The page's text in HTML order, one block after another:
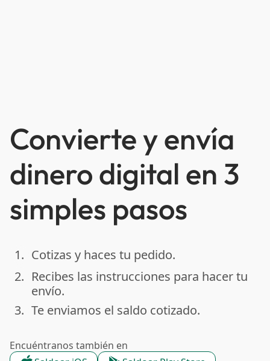
Convierte y envía
dinero digital en 3
simples pasos
done
1. Cotizas y haces tu pedido.
done
2. Recibes las instrucciones para hacer tu
envío.
done
3. Te enviamos el saldo cotizado.
Encuéntranos también en